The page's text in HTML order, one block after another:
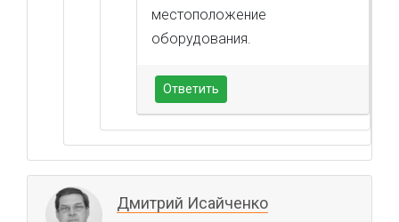
местоположение
оборудования.
Ответить
Дмитрий Исайченко